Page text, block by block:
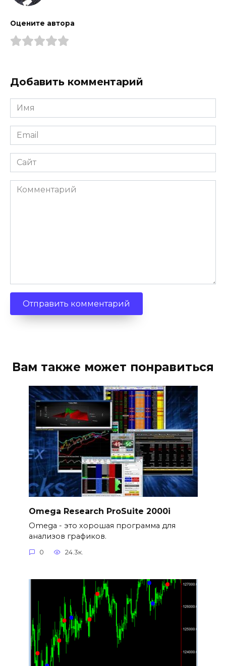
Оцените автора
Добавить комментарий
Имя
Email
Сайт
Комментарий
Вам также может понравиться
Omega Research ProSuite 2000i
Omega - это хорошая программа для
анализов графиков.
0 24.3к.